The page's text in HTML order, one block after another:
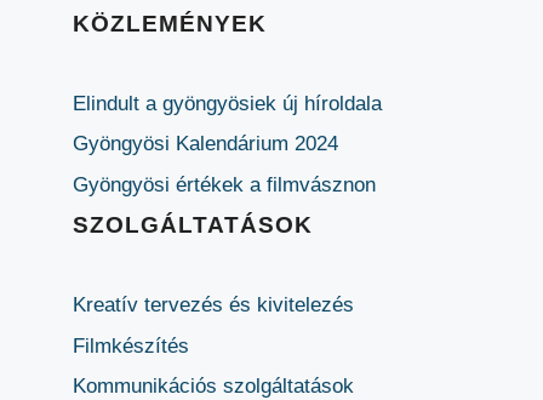
KÖZLEMÉNYEK
Elindult a gyöngyösiek új híroldala
Gyöngyösi Kalendárium 2024
Gyöngyösi értékek a filmvásznon
SZOLGÁLTATÁSOK
Kreatív tervezés és kivitelezés
Filmkészítés
Kommunikációs szolgáltatások